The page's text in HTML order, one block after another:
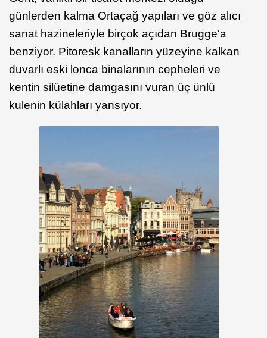
günlerden kalma Ortaçağ yapıları ve göz alıcı
sanat hazineleriyle birçok açıdan Brugge'a
benziyor. Pitoresk kanalların yüzeyine kalkan
duvarlı eski lonca binalarının cepheleri ve
kentin silüetine damgasını vuran üç ünlü
kulenin külahları yansıyor.